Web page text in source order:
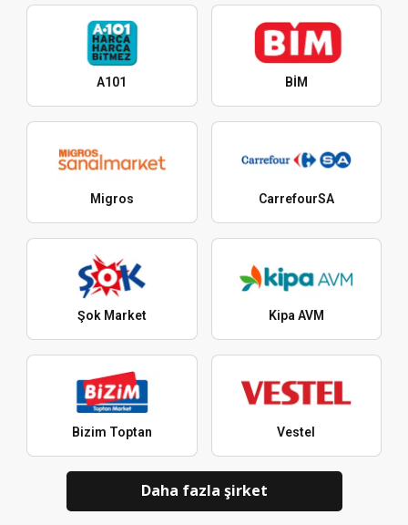
A101 BİM
Migros CarrefourSA
Şok Market Kipa AVM
Bizim Toptan Vestel
Daha fazla şirket